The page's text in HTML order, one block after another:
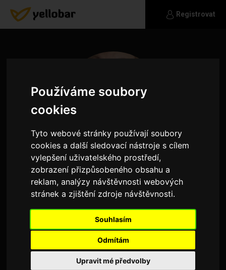
Používáme soubory
cookies
Tyto webové stránky používají soubory
cookies a další sledovací nástroje s cílem
vylepšení uživatelského prostředí,
zobrazení přizpůsobeného obsahu a
reklam, analýzy návštěvnosti webových
stránek a zjištění zdroje návštěvnosti.
Souhlasím
Odmítám
Upravit mé předvolby
Registrovat
baculatablondyna
Jaká jsem ,to musí každý, poznat sám!!...Mám
ráda vodu...přírodu..hudbu..jsem
přizpusobivá..co hledám?...to co mi
scházi...!!...skus hádat co to je???